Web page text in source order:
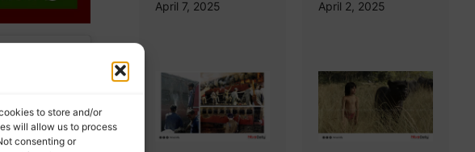
to store and/or
will allow us to process
consenting or
April 7, 2025 April 2, 2025